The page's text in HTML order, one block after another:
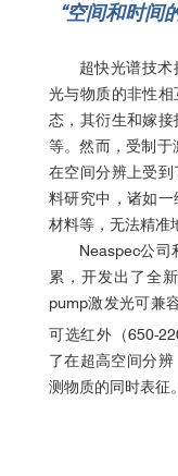
“空间和时间
超快光谱技
光与物质的非性
态，其衍生和嫁
等。然而，受制于
在空间分辨上受
料研究中，诸如
材料等，无法精准
Neaspec公司
累，开发出了全
pump激发光可兼
可选红外（650-
了在超高空间分
测物质的同时表征。